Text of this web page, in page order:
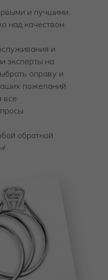
и лучшими.
над качеством
и
эксперты на
оправу и
пожеланий
все
обратной